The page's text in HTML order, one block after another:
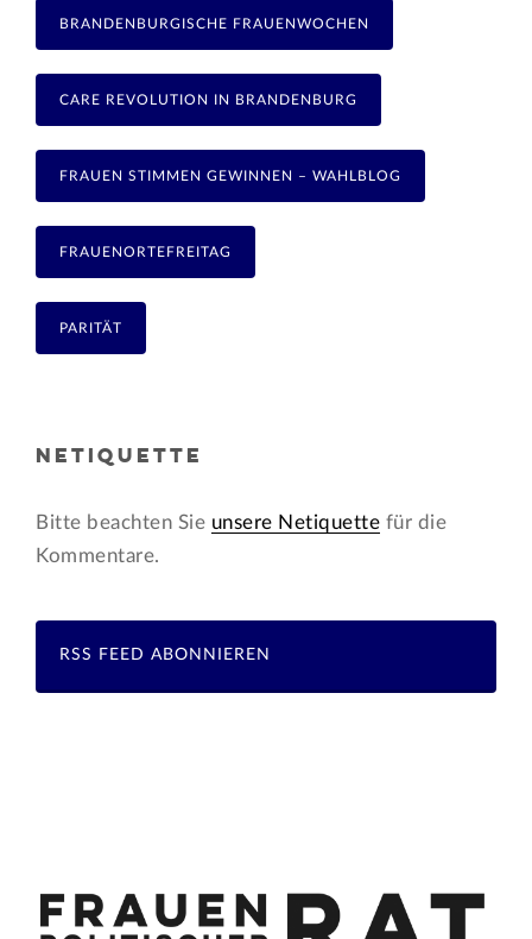
BRANDENBURGISCHE FRAUENWOCHEN
CARE REVOLUTION IN BRANDENBURG
FRAUEN STIMMEN GEWINNEN – WAHLBLOG
FRAUENORTEFREITAG
PARITÄT
NETIQUETTE
Bitte beachten Sie unsere Netiquette für die
Kommentare.
RSS FEED ABONNIEREN